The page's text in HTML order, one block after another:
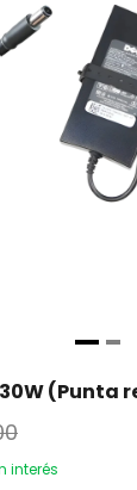
(Punta
interés